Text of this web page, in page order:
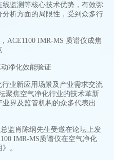
监测等核心技术优势，有效弥
析方面的局限性，受到众多行
净化效能验证
业新应用场景及产业需求交流
聚焦空气净化行业的技术革新
界及监管机构的众多代表出
肖陈纲先生受邀在论坛上发
IMR-MS质谱仪在空气净化
。